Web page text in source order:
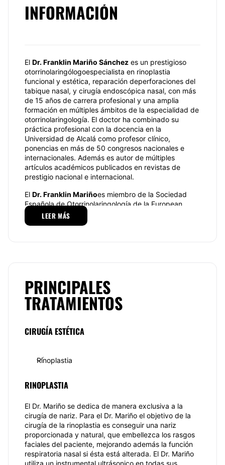
INFORMACIÓN
El Dr. Franklin Mariño Sánchez es un prestigioso
otorrinolaringólogoespecialista en rinoplastia
funcional y estética, reparación deperforaciones del
tabique nasal, y cirugía endoscópica nasal, con más
de 15 años de carrera profesional y una amplia
formación en múltiples ámbitos de la especialidad de
otorrinolaringología. El doctor ha combinado su
práctica profesional con la docencia en la
Universidad de Alcalá como profesor clínico,
ponencias en más de 50 congresos nacionales e
internacionales. Además es autor de múltiples
artículos académicos publicados en revistas de
prestigio nacional e internacional.
El Dr. Franklin Mariñoes miembro de la Sociedad
Española de Otorrinolaringología,de la European
Rhinologic Society,de la European Academy of
Allergy and Clinical Immunology,de la Asociación
especialista en la Unidad de Rinología y Cirugía de
Base de Cráneo del Servicio de Otorrinolaringología
del Hospital Ramón y Cajal en Madrid.
Como médico de altísimo prestigio nacionalel
rinoplastias ultrasónicas y rinoseptoplastias. Destaca
desviación de tabiques y pirámides nasales, así
como el los problemas derivados de las
nasales), cirugía de cornetes, tratamiento quirúrgico
de la sinusitis, así como el tratamiento de las
insuficiencias respiratorias nasales.
Además, el doctor Mariño atiende otro tipo de
patologías relacionadas con su especialidad como
LEER MÁS
PRINCIPALES
TRATAMIENTOS
CIRUGÍA ESTÉTICA
Rinoplastia
RINOPLASTIA
El Dr. Mariño se dedica de manera exclusiva a la
cirugía de nariz. Para el Dr. Mariño el objetivo de la
cirugía de la rinoplastia es conseguir una nariz
proporcionada y natural, que embellezca los rasgos
faciales del paciente, mejorando además la función
respiratoria nasal si ésta está alterada. El Dr. Mariño
utiliza un instrumental ultrásonico en todas sus